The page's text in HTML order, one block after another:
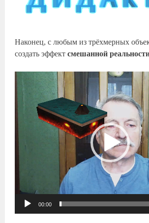
Наконец, с любым из трёхмерных
создать эффектсмешанной
Видеоплеер
00:00